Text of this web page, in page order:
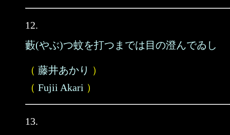
12.
藪(やぶ)つ蚊を打つまでは目の澄んでゐし
（ 藤井あかり ）
（ Fujii Akari ）
13.